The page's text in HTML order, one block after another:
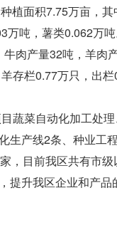
植面积7.75万亩，
吨，薯类0.062万吨
肉产量32吨，羊肉
存栏0.77万只，出
蔬菜自动化加工处
生产线2条、种业工
，目前我区共有市
提升我区企业和产